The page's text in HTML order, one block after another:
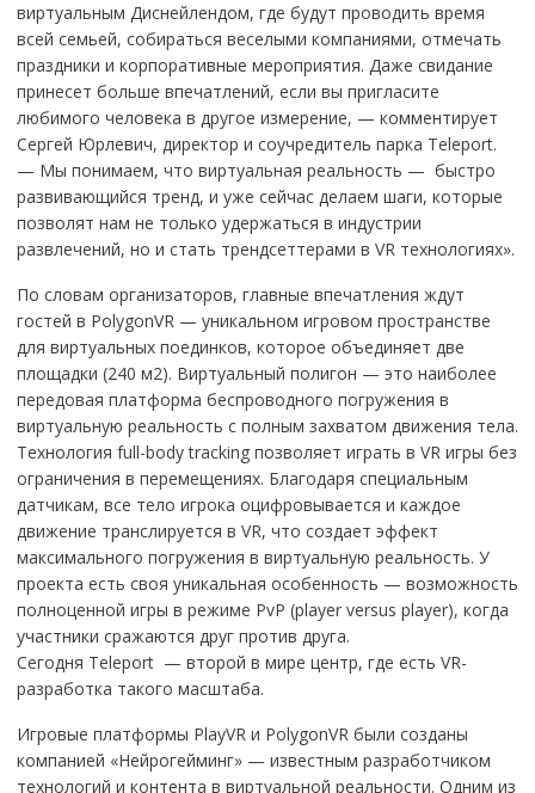
виртуальным Диснейлендом, где будут проводить время
всей семьей, собираться веселыми компаниями, отмечать
праздники и корпоративные мероприятия. Даже свидание
принесет больше впечатлений, если вы пригласите
любимого человека в другое измерение, — комментирует
Сергей Юрлевич, директор и соучредитель парка Teleport.
— Мы понимаем, что виртуальная реальность — быстро
развивающийся тренд, и уже сейчас делаем шаги, которые
позволят нам не только удержаться в индустрии
развлечений, но и стать трендсеттерами в VR технологиях».
По словам организаторов, главные впечатления ждут
гостей в PolygonVR — уникальном игровом пространстве
для виртуальных поединков, которое объединяет две
площадки (240 м2). Виртуальный полигон — это наиболее
передовая платформа беспроводного погружения в
виртуальную реальность с полным захватом движения тела.
Технология full-body tracking позволяет играть в VR игры без
ограничения в перемещениях. Благодаря специальным
датчикам, все тело игрока оцифровывается и каждое
движение транслируется в VR, что создает эффект
максимального погружения в виртуальную реальность. У
проекта есть своя уникальная особенность — возможность
полноценной игры в режиме PvP (player versus player), когда
участники сражаются друг против друга.
Сегодня Teleport — второй в мире центр, где есть VR-
разработка такого масштаба.
Игровые платформы PlayVR и PolygonVR были созданы
компанией «Нейрогейминг» — известным разработчиком
технологий и контента в виртуальной реальности. Одним из